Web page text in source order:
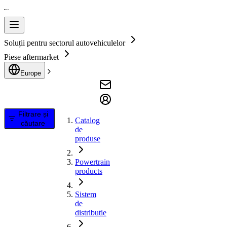
Soluții pentru sectorul autovehiculelor
Piese aftermarket
Europe
Filtrare și
căutare
Catalog
de
produse
Powertrain
products
Sistem
de
distributie